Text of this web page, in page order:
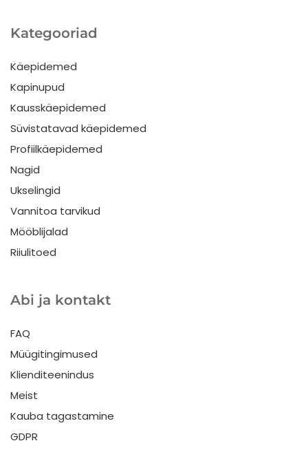
Kategooriad
Käepidemed
Kapinupud
Kausskäepidemed
Süvistatavad käepidemed
Profiilkäepidemed
Nagid
Ukselingid
Vannitoa tarvikud
Mööblijalad
Riiulitoed
Abi ja kontakt
FAQ
Müügitingimused
Klienditeenindus
Meist
Kauba tagastamine
GDPR